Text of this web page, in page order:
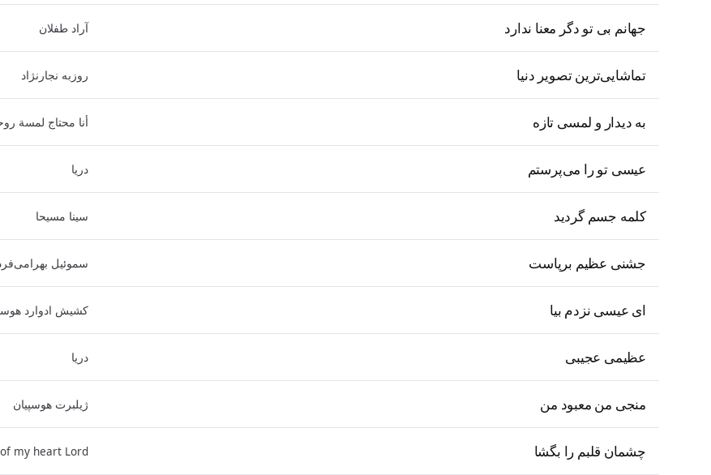
جهانم بی تو دگر معنا ندارد آراد طفلان
تماشایی‌ترین تصویر دنیا روزبه نجارنژاد
به دیدار و لمسی تازه أنا محتاج لمسة
عیسی تو را می‌پرستم دریا
کلمه جسم گردید سینا مسیحا
جشنی عظیم برپاست سموئیل
ای عیسی نزدم بیا کشیش ادوارد
عظیمی عجیبی دریا
منجی من معبود من ژیلبرت هوسپیان
چشمان قلبم را بگشا my heart Lord